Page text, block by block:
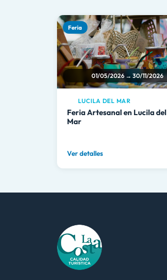
Feria
01/05/2026 → 30/11/2026
LUCILA DEL MAR
Feria Artesanal en Lucila del
Mar
Ver detalles